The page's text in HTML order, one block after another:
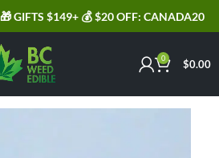
GIFTS $149+ 💰 $20 OFF: CANADA20
0 $0.00